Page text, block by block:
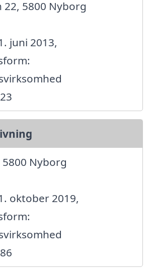
22, 5800 Nyborg
juni 2013,
Nyborg
oktober 2019,